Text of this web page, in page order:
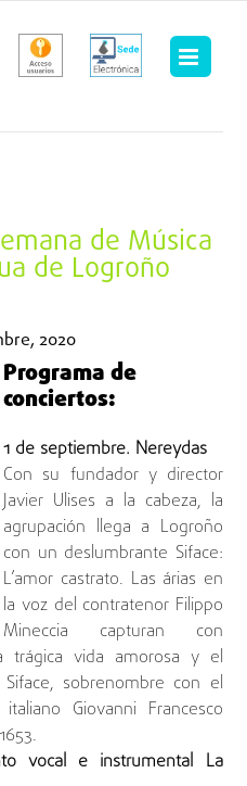
de Música
de Logroño
2020
Programa de
conciertos:
1 de septiembre. Nereydas
Con su fundador y director
Javier Ulises a la cabeza, la
agrupación llega a Logroño
con un deslumbrante Siface:
L’amor castrato. Las árias en
la voz del contratenor Filippo
Mineccia capturan con
trágica vida amorosa y el
sobrenombre con el
Giovanni Francesco
vocal e instrumental La